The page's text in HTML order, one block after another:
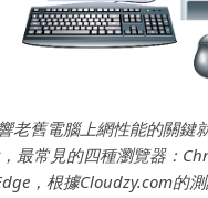
老舊電腦上網性能的關鍵
最常見的四種瀏覽器：
，根據Cloudzy.com的